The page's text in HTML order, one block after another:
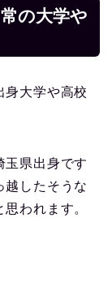
の大学や
身大学や高校
玉県出身です
越したそうな
思われます。